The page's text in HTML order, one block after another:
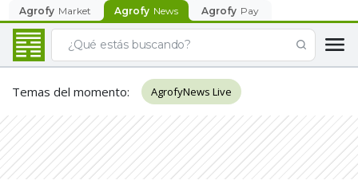
Agrofy Market Agrofy News Agrofy Pay
Temas del momento: AgrofyNews Live